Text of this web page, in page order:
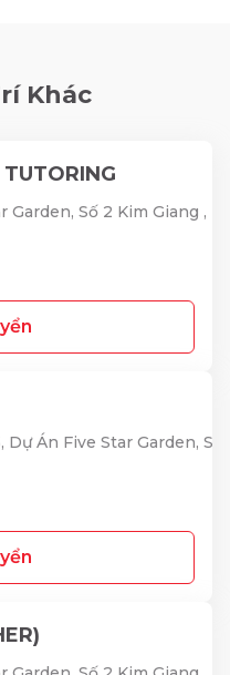
Khác
Garden, Số 2 Kim Giang ,
Dự Án Five Star Garden,